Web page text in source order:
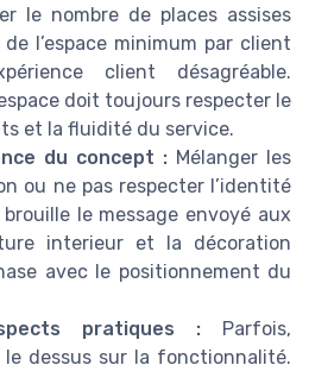
le nombre de places assises
l’espace minimum par client
client désagréable.
doit toujours respecter le
et la fluidité du service.
du concept : Mélanger les
ou ne pas respecter l’identité
le message envoyé aux
interieur et la décoration
avec le positionnement du
pratiques : Parfois,
le dessus sur la fonctionnalité.